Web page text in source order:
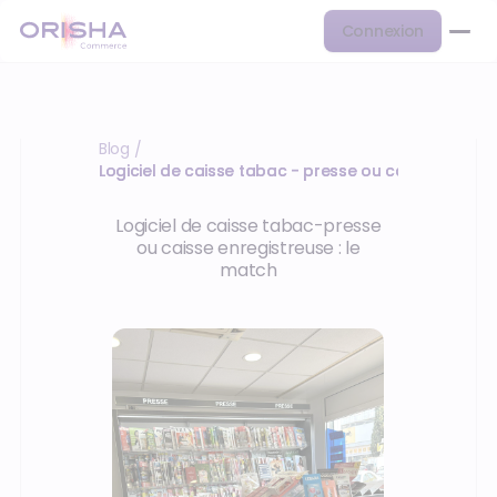
Connexion
Blog /
Logiciel de caisse tabac - presse ou caisse
Logiciel de caisse tabac-presse
ou caisse enregistreuse : le
match